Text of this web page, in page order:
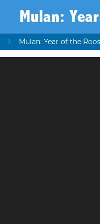
Mulan:
Mulan: Year of the